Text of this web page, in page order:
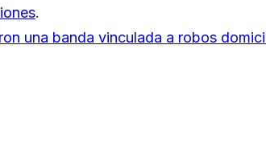
.
una banda vinculada a robos